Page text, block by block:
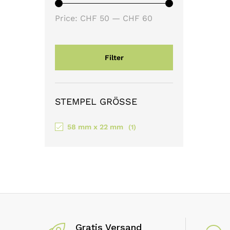
Filter
Price: CHF 50 — CHF 60
STEMPEL GRÖSSE
58 mm x 22 mm (1)
Gratis Versand